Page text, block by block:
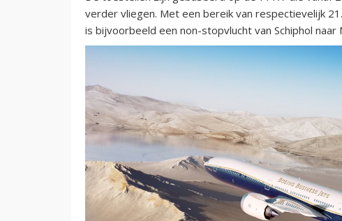
verder vliegen. Met een bereik van respectievelijk
is bijvoorbeeld een non-stopvlucht van Schiphol